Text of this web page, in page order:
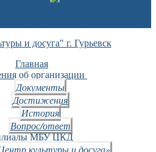
и досуга" г. Гурьевск
Главная
об организации
Документы
Достижения
История
Вопрос/ответ
МБУ ЦКД